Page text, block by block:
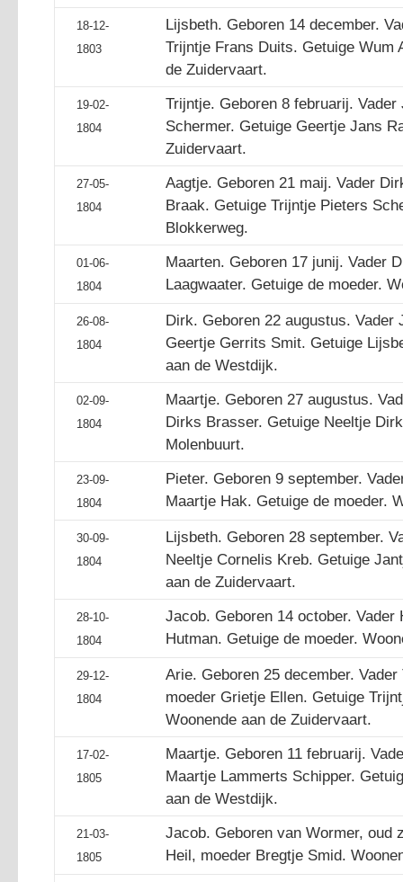
18-12-
1803
Lijsbeth. Geboren 14 december.
Trijntje Frans Duits. Getuige Wum
de Zuidervaart.
19-02-
1804
Trijntje. Geboren 8 februarij.
Schermer. Getuige Geertje Jans
Zuidervaart.
27-05-
1804
Aagtje. Geboren 21 maij. Vader
Braak. Getuige Trijntje Pieters
Blokkerweg.
01-06-
1804
Maarten. Geboren 17 junij. Vader
Laagwaater. Getuige de moeder.
26-08-
1804
Dirk. Geboren 22 augustus. Vader
Geertje Gerrits Smit. Getuige
aan de Westdijk.
02-09-
1804
Maartje. Geboren 27 augustus.
Dirks Brasser. Getuige Neeltje
Molenbuurt.
23-09-
1804
Pieter. Geboren 9 september.
Maartje Hak. Getuige de moeder.
30-09-
1804
Lijsbeth. Geboren 28 september.
Neeltje Cornelis Kreb. Getuige
aan de Zuidervaart.
28-10-
1804
Jacob. Geboren 14 october.
Hutman. Getuige de moeder.
29-12-
1804
Arie. Geboren 25 december.
moeder Grietje Ellen. Getuige
Woonende aan de Zuidervaart.
17-02-
1805
Maartje. Geboren 11 februarij.
Maartje Lammerts Schipper.
aan de Westdijk.
21-03-
1805
Jacob. Geboren van Wormer, oud
Heil, moeder Bregtje Smid.